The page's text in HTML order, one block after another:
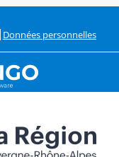
Données personnelles